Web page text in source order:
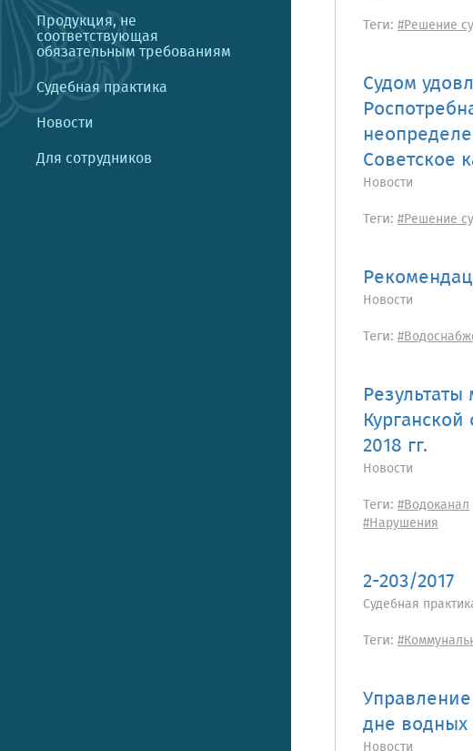
Продукция, не
соответствующая
обязательным требованиям
Судебная практика
Новости
Для сотрудников
Теги: #Решение
Судом
Советское
Новости
Теги: #Решение
Новости
Теги:
2018 гг.
Новости
Теги: #Водоканал
#Нарушения
2-203/2017
Судебная
Теги:
дне водных